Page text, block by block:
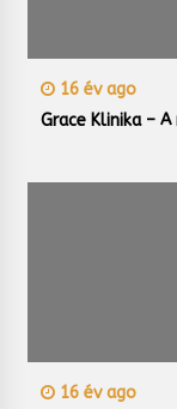
16 év ago
Grace Klinika –
16 év ago